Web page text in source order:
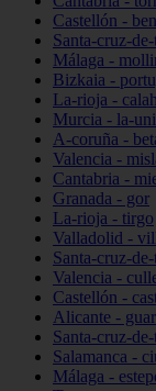
Castellón -
Santa-cruz-
Málaga -
Bizkaia -
La-rioja -
Murcia - la-
A-coruña -
Valencia -
Cantabria -
Granada - gor
La-rioja - tirgo
Valladolid -
Santa-cruz-
Valencia -
Castellón -
Alicante -
Santa-cruz-
Salamanca -
Málaga -